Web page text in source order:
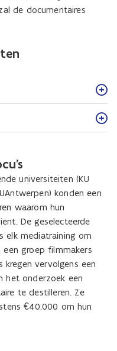
de documentaires
universiteiten (KU
konden een
waarom hun
De geselecteerde
elk mediatraining om
groep filmmakers
vervolgens een
het onderzoek een
te destilleren. Ze
€40.000 om hun